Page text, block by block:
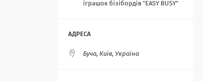
іграшок бізібордів "EASY BUSY"
Буча, Київ, Україна